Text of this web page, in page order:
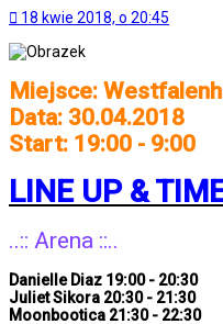
18 kwie 2018, o 20:45
Miejsce:
Data: 30.04.2018
Start: 19:00 - 9:00
LINE UP &
..:: Arena ::..
Danielle Diaz 19:00 - 20:30
Juliet Sikora 20:30 - 21:30
Moonbootica 21:30 - 22:30